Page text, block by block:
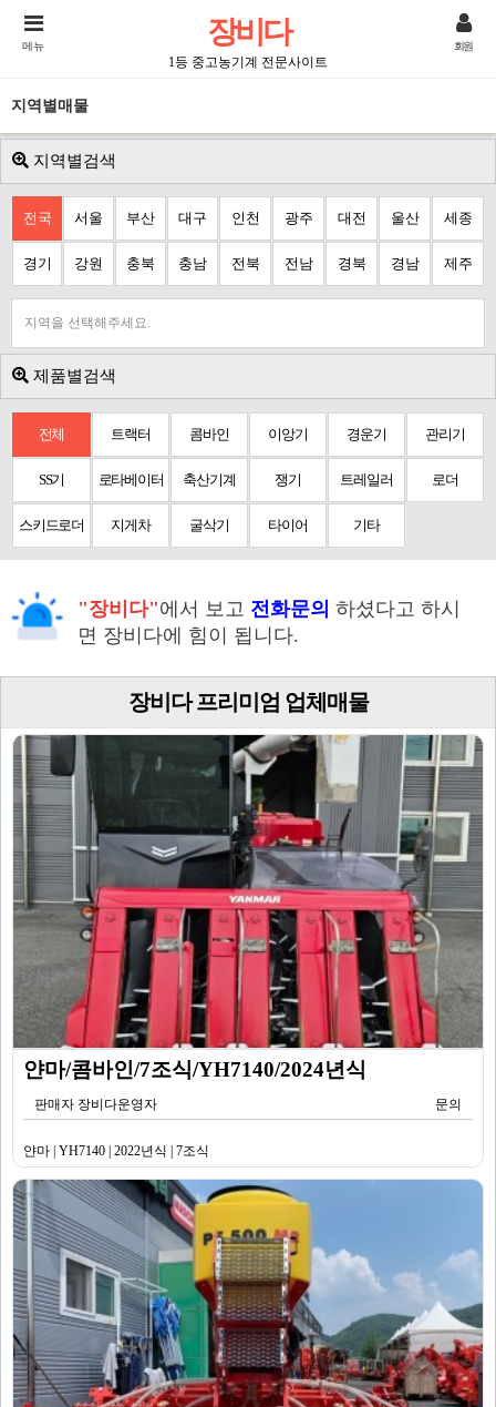
장비다
1등 중고농기계 전문사이트
메뉴 회원
지역별매물
지역별검색
전국 서울 부산 대구 인천 광주 대전 울산 세종
경기 강원 충북 충남 전북 전남 경북 경남 제주
지역을 선택해주세요.
제품별검색
전체 트랙터 콤바인 이앙기 경운기 관리기
SS기 로타베이터 축산기계 쟁기 트레일러 로더
스키드로더 지게차 굴삭기 타이어 기타
"장비다"에서 보고 전화문의 하셨다고 하시
면 장비다에 힘이 됩니다.
장비다 프리미엄 업체매물
얀마/콤바인/7조식/YH7140/2024년식
판매자 장비다운영자 문의
얀마 | YH7140 | 2022년식 | 7조식